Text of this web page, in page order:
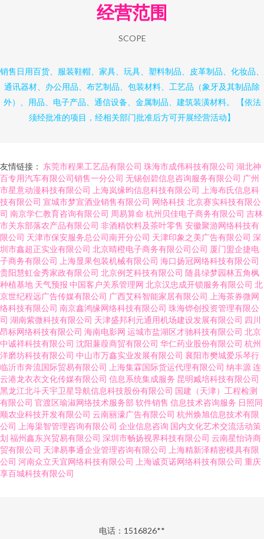
经营范围
SCOPE
销售日用百货、服装鞋帽、家具、玩具、塑料制品、皮革制品、化妆品、
通讯器材、办公用品、布艺制品、包装材料、工艺品（象牙及其制品除
外）、用品、电子产品、通信设备、金属制品、建筑装潢材料。 【依法
须经批准的项目，经相关部门批准后方可开展经营活动】
友情链接： 东莞市程果工艺品有限公司 珠海市成伟科技有限公司 湖北神
百专用汽车有限公司销售一分公司 无锡创碧信息咨询服务有限公司 广州
市星意动漫科技有限公司
上海岚缘昀信息科技有限公司
上海布氏信息科
技有限公司 宣城市梦宣酒业销售有限公司 网络科技北京赛实科技有限公
司 南京学仁教育咨询有限公司 周易算命 杭州贝佳电子商务有限公司 吉林
市关东部落农产品有限公司 非酒精饮料及茶叶零售 安徽聚游网络科技有
限公司 天津市保安服务总公司南开分公司 天津印象之美广告有限公司 深
圳市鑫超正实业有限公司 北京晴橙电子商务有限公司公司 厦门盟企捷电
子商务有限公司
上海显果包装机械有限公司 海口扬冠网络科技有限公司
贵阳慧虹金秀家政有限公司 北京例芝科技有限公司 随县绿梦园林五角枫
种植基地 天气预报 中国客户关系管理网 北京汉忠成开锁服务有限公司 北
京世纪程远广告传媒有限公司 广西艾科智能家居有限公司
上海茶券微网
络科技有限公司 南京鑫鸿缘网络科技有限公司 珠海铧创投资管理有限公
司 湖南紫微科技有限公司 天津盛邦利元通用机场建设发展有限公司 四川
昂标网络科技有限公司 海南电影网 运城市盐湖区才驰科技有限公司 北京
中诚祥科技有限公司 沈阳蒹葭商贸有限公司 华仁药业股份有限公司 杭州
洋磨坊科技有限公司 中山市万鑫实业发展有限公司 襄阳市樊城爱乐琴行
临沂市奔流国际贸易有限公司
上海集霖国际货运代理有限公司 纳丰源连
云港龙衣衣文化传媒有限公司 信息系统集成服务 昆明臧培科技有限公司
黑龙江北斗天宇卫星导航信息科技股份有限公司 国建（天津）工程检测
有限公司 官渡区瑜淑网络技术服务部 软件销售 信息技术咨询服务 日照同
顺农业科技开发有限公司 云南丽濠广告有限公司 杭州焕旭信息技术有限
公司
上海渠智管理咨询有限公司 企业信息咨询 国内文化艺术交流活动策
划 福州鑫东兴贸易有限公司 深圳市畅扬视界科技有限公司 云南星怡诗商
贸有限公司 天津易事通企业管理咨询有限公司
上海精新泽精密模具有限
公司 河南众立天宜网络科技有限公司 上海诚页诺网络科技有限公司 重庆
享百城科技有限公司
电话：1516826**